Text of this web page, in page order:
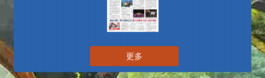
更多